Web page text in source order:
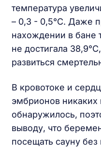
температура
– 0,3 - 0,5°C. Даже
нахождении в бане
не достигала
развиться
В кровотоке и
эмбрионов
обнаружилось,
выводу, что
посещать сауну